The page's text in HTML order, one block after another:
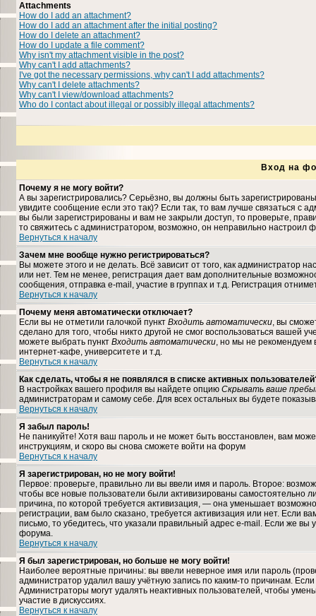
Attachments
How do I add an attachment?
How do I add an attachment after the initial posting?
How do I delete an attachment?
How do I update a file comment?
Why isn't my attachment visible in the post?
Why can't I add attachments?
I've got the necessary permissions, why can't I add attachments?
Why can't I delete attachments?
Why can't I view/download attachments?
Who do I contact about illegal or possibly illegal attachments?
Вход на
Почему я не могу войти?
А вы зарегистрировались? Серьёзно, вы должны быть
увидите сообщение если это так)? Если так, то вам лучше связаться с
вы были зарегистрированы и вам не закрыли доступ, то проверьте,
то свяжитесь с администратором, возможно, он неправильно настроил
Вернуться к началу
Зачем мне вообще нужно регистрироваться?
Вы можете этого и не делать. Всё зависит от того, как
или нет. Тем не менее, регистрация дает вам дополнительные
сообщения, отправка e-mail, участие в группах и т.д. Регистрация
Вернуться к началу
Почему меня автоматически отключает?
Если вы не отметили галочкой пункт Входить автоматически, вы
сделано для того, чтобы никто другой не смог воспользоваться вашей
можете выбрать пункт Входить автоматически, но мы не рекомендуем
интернет-кафе, университете и т.д.
Вернуться к началу
Как сделать, чтобы я не появлялся в списке активных
В настройках вашего профиля вы найдете опцию Скрывать ваше
администраторам и самому себе. Для всех остальных вы будете
Вернуться к началу
Я забыл пароль!
Не паникуйте! Хотя ваш пароль и не может быть восстановлен, вам
инструкциям, и скоро вы снова сможете войти на форум
Вернуться к началу
Я зарегистрирован, но не могу войти!
Первое: проверьте, правильно ли вы ввели имя и пароль. Второе:
чтобы все новые пользователи были активизированы самостоятельно
причина, по которой требуется активизация, — она уменьшает
регистрации, вам было сказано, требуется активизация или нет. Если
письмо, то убедитесь, что указали правильный адрес e-mail. Если же
форума.
Вернуться к началу
Я был зарегистрирован, но больше не могу войти!
Наиболее вероятные причины: вы ввели неверное имя или пароль
администратор удалил вашу учётную запись по каким-то причинам.
Администраторы могут удалять неактивных пользователей, чтобы
участие в дискуссиях.
Вернуться к началу